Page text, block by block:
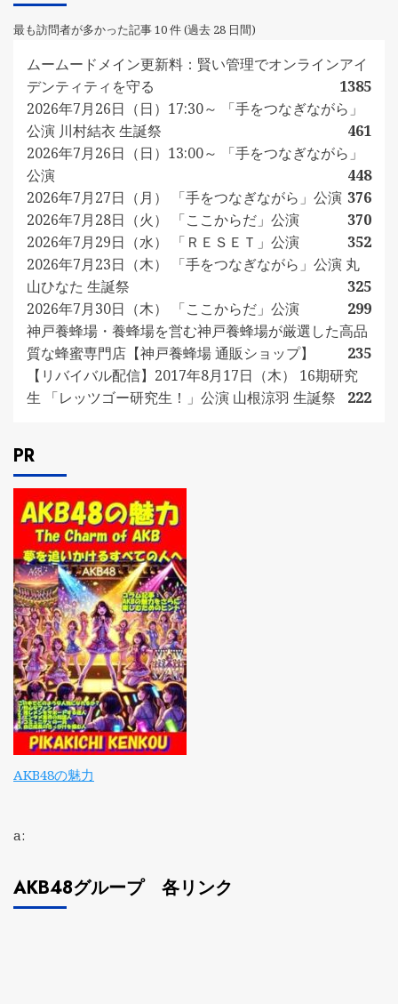
最も訪問者が多かった記事 10 件 (過去 28 日間)
ムームードメイン更新料：賢い管理でオンラインアイ
デンティティを守る
1385
2026年7月26日（日）17:30～ 「手をつなぎながら」
公演 川村結衣 生誕祭
461
2026年7月26日（日）13:00～ 「手をつなぎながら」
公演
448
2026年7月27日（月） 「手をつなぎながら」公演 376
2026年7月28日（火） 「ここからだ」公演
370
2026年7月29日（水） 「ＲＥＳＥＴ」公演
352
2026年7月23日（木） 「手をつなぎながら」公演 丸
山ひなた 生誕祭
325
2026年7月30日（木） 「ここからだ」公演
299
神戸養蜂場・養蜂場を営む神戸養蜂場が厳選した高品
質な蜂蜜専門店【神戸養蜂場 通販ショップ】
235
【リバイバル配信】2017年8月17日（木） 16期研究
生 「レッツゴー研究生！」公演 山根涼羽 生誕祭
222
PR
AKB48の魅力
a:
AKB48グループ 各リンク